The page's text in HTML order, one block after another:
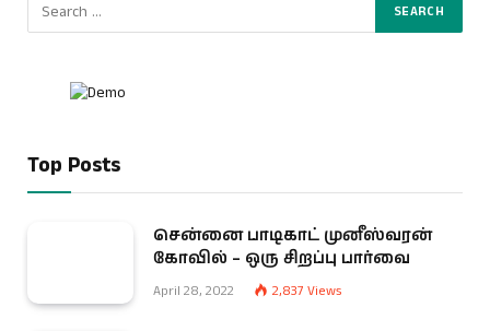
Top Posts
சென்னை பாடிகாட் முனீஸ்வரன்
கோவில் – ஒரு சிறப்பு பார்வை
April 28, 2022 2,837 Views